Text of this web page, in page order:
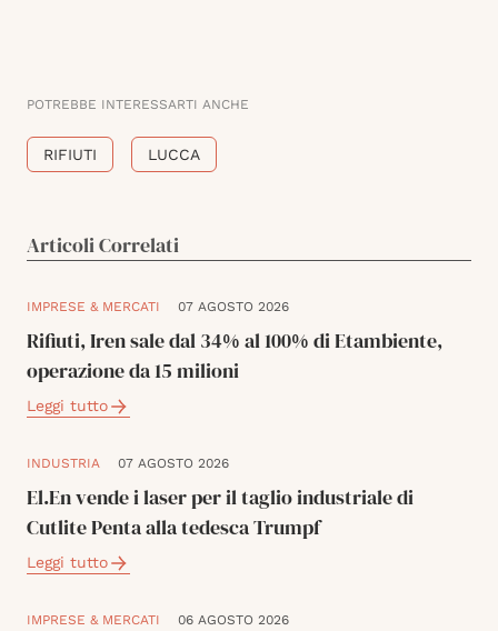
POTREBBE INTERESSARTI ANCHE
RIFIUTI LUCCA
Articoli Correlati
IMPRESE & MERCATI 07 AGOSTO 2026
Rifiuti, Iren sale dal 34% al 100% di Etambiente,
operazione da 15 milioni
Leggi tutto
INDUSTRIA 07 AGOSTO 2026
El.En vende i laser per il taglio industriale di
Cutlite Penta alla tedesca Trumpf
Leggi tutto
IMPRESE & MERCATI 06 AGOSTO 2026